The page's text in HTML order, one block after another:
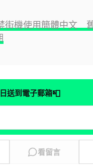
街機使用簡體中文
送到電子郵箱📮
看留言